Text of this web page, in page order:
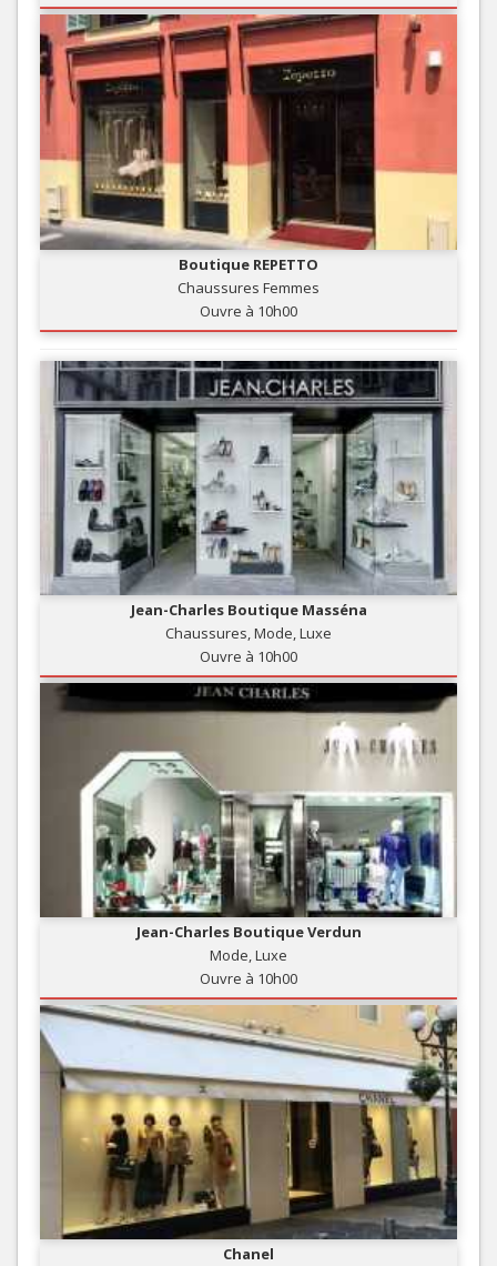
Boutique REPETTO
Chaussures Femmes
Ouvre à 10h00
Jean-Charles Boutique Masséna
Chaussures, Mode, Luxe
Ouvre à 10h00
Jean-Charles Boutique Verdun
Mode, Luxe
Ouvre à 10h00
Chanel